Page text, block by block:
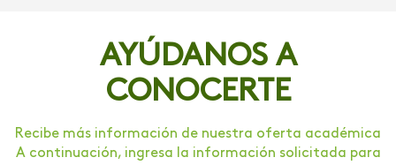
AYÚDANOS A
CONOCERTE
Recibe más información de nuestra oferta académica
A continuación, ingresa la información solicitada para